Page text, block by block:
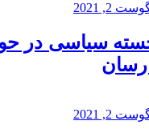
2, 2021
سیاسی در
2, 2021